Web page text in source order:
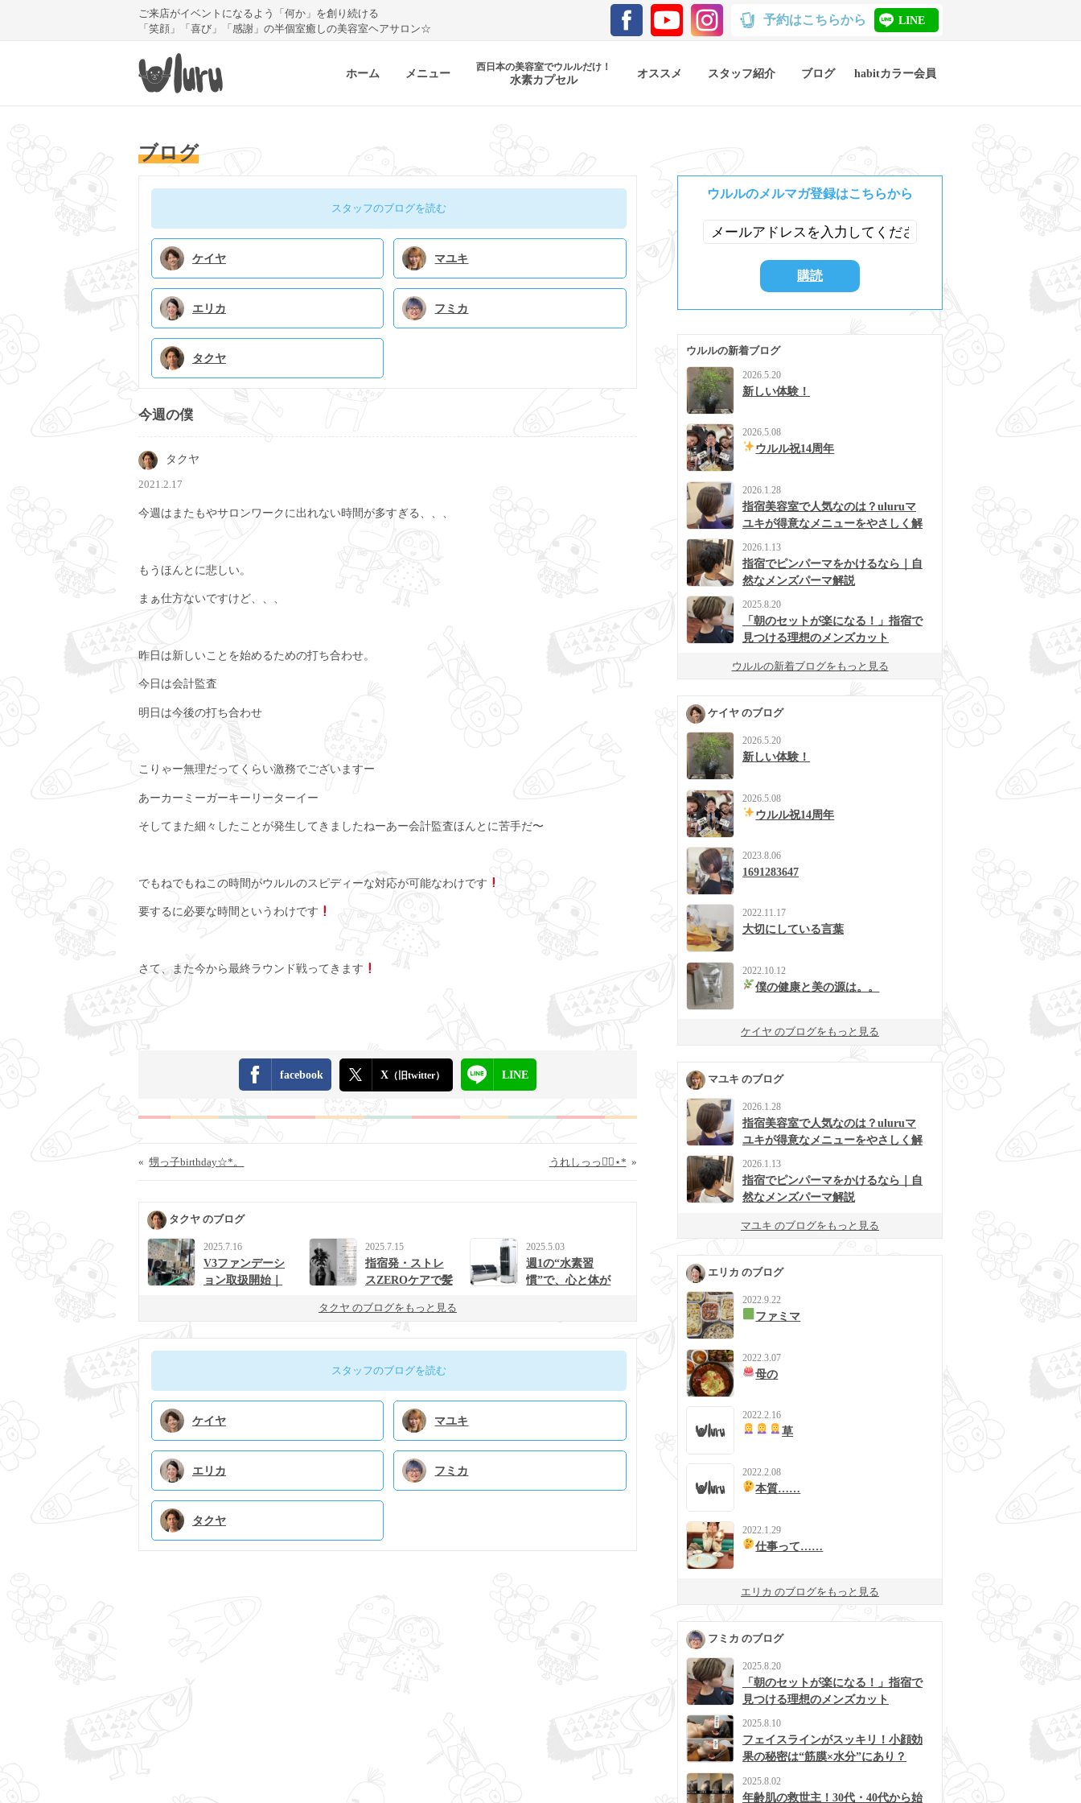
ご来店がイベントになるよう「何か」を創り続ける
「笑顔」「喜び」「感謝」の半個室癒しの美容室ヘアサロン☆
予約はこちらから LINE
ホーム メニュー 西日本の美容室でウルルだけ！
水素カプセル オススメ スタッフ紹介 ブログ habitカラー会員
ブログ
スタッフのブログを読む
ケイヤ マユキ
エリカ フミカ
タクヤ
今週の僕
タクヤ
2021.2.17
今週はまたもやサロンワークに出れない時間が多すぎる、、、
もうほんとに悲しい。
まぁ仕方ないですけど、、、
昨日は新しいことを始めるための打ち合わせ。
今日は会計監査
明日は今後の打ち合わせ
こりゃー無理だってくらい激務でございますー
あーカーミーガーキーリーターイー
そしてまた細々したことが発生してきましたねーあー会計監査ほんとに苦手だ〜
でもねでもねこの時間がウルルのスピディーな対応が可能なわけです
要するに必要な時間というわけです
さて、また今から最終ラウンド戦ってきます
facebook X （旧twitter） LINE
« 甥っ子birthday☆*。 »
うれしっっ◡̈⃝︎⋆︎*
タクヤ のブログ
2025.7.16
V3ファンデーシ
ョン取扱開始｜
2025.7.15
指宿発・ストレ
スZEROケアで髪
uの新提案
2025.5.03
週1の“水素習
慣”で、心と体が
タクヤ のブログをもっと見る
スタッフのブログを読む
ケイヤ マユキ
エリカ フミカ
タクヤ
ウルルのメルマガ登録はこちらから
ウルルの新着ブログ
2026.5.20
新しい体験！
2026.5.08
ウルル祝14周年
2026.1.28
指宿美容室で人気なのは？uluruマ
ユキが得意なメニューをやさしく解
2026.1.13
指宿でピンパーマをかけるなら｜自
然なメンズパーマ解説
2025.8.20
「朝のセットが楽になる！」指宿で
見つける理想のメンズカット
ウルルの新着ブログをもっと見る
ケイヤ のブログ
2026.5.20
新しい体験！
2026.5.08
ウルル祝14周年
2023.8.06
1691283647
2022.11.17
大切にしている言葉
2022.10.12
僕の健康と美の源は。。
ケイヤ のブログをもっと見る
マユキ のブログ
2026.1.28
指宿美容室で人気なのは？uluruマ
ユキが得意なメニューをやさしく解
2026.1.13
指宿でピンパーマをかけるなら｜自
然なメンズパーマ解説
マユキ のブログをもっと見る
エリカ のブログ
2022.9.22
ファミマ
2022.3.07
母の
2022.2.16
草
2022.2.08
本質……
2022.1.29
仕事って……
エリカ のブログをもっと見る
フミカ のブログ
2025.8.20
「朝のセットが楽になる！」指宿で
見つける理想のメンズカット
2025.8.10
フェイスラインがスッキリ！小顔効
果の秘密は“筋膜×水分”にあり？
2025.8.02
年齢肌の救世主！30代・40代から始